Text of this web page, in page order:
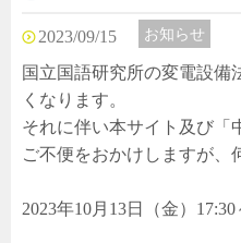
2023/09/15 お知らせ
国立国語研究所の変電設備
くなります。
それに伴い本サイト及び「
ご不便をおかけしますが、
2023年10月13日（金）